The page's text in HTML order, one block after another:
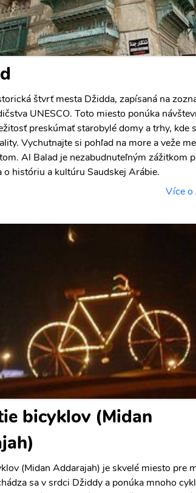
štvrť mesta Džidda, zapísaná na
UNESCO. Toto miesto ponúka
preskúmať starobylé domy a trhy, kde
Vychutnajte si pohľad na more a veže
Al Balad je nezabudnuteľným zážitkom
o históriu a kultúru Saudskej Arábie.
Více o
bicyklov (Midan
(Midan Addarajah) je skvelé miesto pre
sa v srdci Džiddy a ponúka mnoho